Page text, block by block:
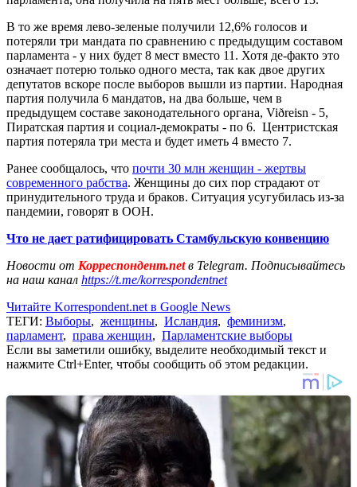
В то же время лево-зеленые получили 12,6% голосов и
потеряли три мандата по сравнению с предыдущим составом
парламента - у них будет 8 мест вместо 11. Хотя де-факто это
означает потерю только одного места, так как двое других
депутатов вскоре после выборов вышли из партии. Народная
партия получила 6 мандатов, на два больше, чем в
предыдущем составе законодательного органа, Viðreisn - 5,
Пиратская партия и социал-демократы - по 6. Центристская
партия потеряла три места и будет иметь 4 вместо 7.
Ранее сообщалось, что почти 30 млн женщин - жертвы
современного рабства. Женщины до сих пор страдают от
принудительного труда и браков. Ситуация усугубилась из-за
пандемии, говорят в ООН.
Что не дает ратифицировать Стамбульскую конвенцию
Новости от Корреспондент.netв Telegram. Подписывайтесь
на наш канал https://t.me/korrespondentnet
Читайте Korrespondent.net в Google News
ТЕГИ: Выборы, женщины, Исландия, феминизм,
парламент, права женщин, Парламентские выборы
Если вы заметили ошибку, выделите необходимый текст и
нажмите Ctrl+Enter, чтобы сообщить об этом редакции.